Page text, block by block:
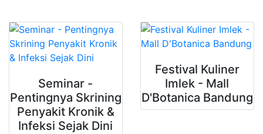
Seminar -
Pentingnya Skrining
Penyakit Kronik &
Infeksi Sejak Dini
Festival Kuliner
Imlek - Mall
D'Botanica Bandung